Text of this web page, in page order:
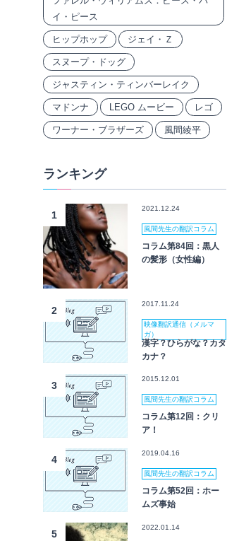
イ・ピース
ヒップホップ ジェイ・Ｚ
スヌープ・ドッグ
ジャスティン・ティンバーレイク
マドンナ LEGO ムービー レゴ
ワーナー・ブラザーズ 風間綾平
ランキング
1
2021.12.24
風間先生の翻訳コラム
コラム第84回：黒人
の髪形（女性編）
2
2017.11.24
映像翻訳通信（メルマ
ガ）
漢字？ひらがな？カタ
カナ？
3
2015.12.01
風間先生の翻訳コラム
コラム第12回：クリ
ア！
4
2019.04.16
風間先生の翻訳コラム
コラム第52回：ホー
ムズ事始
5
2022.01.14